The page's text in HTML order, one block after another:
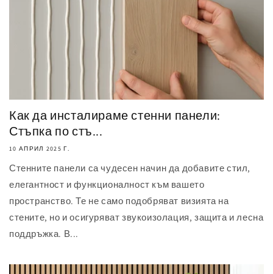
Как да инсталираме стенни панели:
Стъпка по стъ...
10 АПРИЛ 2025 Г.
Стенните панели са чудесен начин да добавите стил,
елегантност и функционалност към вашето
пространство. Те не само подобряват визията на
стените, но и осигуряват звукоизолация, защита и лесна
поддръжка. В...